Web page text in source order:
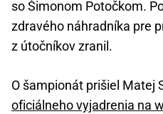
so Šimonom Potočkom.
zdravého náhradníka pre
z útočníkov zranil.
O šampionát prišiel Matej
oficiálneho vyjadrenia na